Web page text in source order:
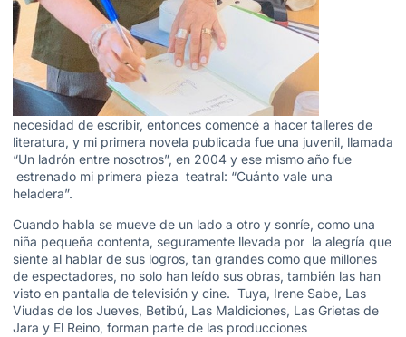
necesidad de escribir, entonces comencé a hacer talleres de
literatura, y mi primera novela publicada fue una juvenil, llamada
“Un ladrón entre nosotros”, en 2004 y ese mismo año fue
estrenado mi primera pieza teatral: “Cuánto vale una
heladera”.
Cuando habla se mueve de un lado a otro y sonríe, como una
niña pequeña contenta, seguramente llevada por la alegría que
siente al hablar de sus logros, tan grandes como que millones
de espectadores, no solo han leído sus obras, también las han
visto en pantalla de televisión y cine. Tuya, Irene Sabe, Las
Viudas de los Jueves, Betibú, Las Maldiciones, Las Grietas de
Jara y El Reino, forman parte de las producciones